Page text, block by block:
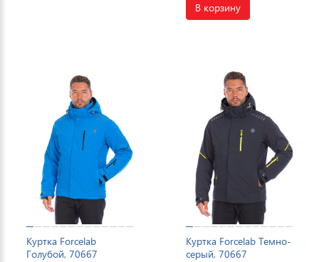
В корзину
Куртка Forcelab
Голубой, 70667
Куртка Forcelab Темно-
серый, 70667